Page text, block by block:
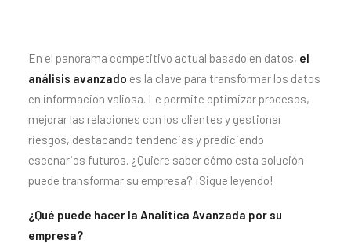
En el panorama competitivo actual basado en datos, el
análisis avanzado es la clave para transformar los datos
en información valiosa. Le permite optimizar procesos,
mejorar las relaciones con los clientes y gestionar
riesgos, destacando tendencias y prediciendo
escenarios futuros. ¿Quiere saber cómo esta solución
puede transformar su empresa? ¡Sigue leyendo!
¿Qué puede hacer la Analítica Avanzada por su
empresa?